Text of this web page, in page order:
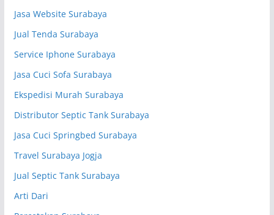
Jasa Website Surabaya
Jual Tenda Surabaya
Service Iphone Surabaya
Jasa Cuci Sofa Surabaya
Ekspedisi Murah Surabaya
Distributor Septic Tank Surabaya
Jasa Cuci Springbed Surabaya
Travel Surabaya Jogja
Jual Septic Tank Surabaya
Arti Dari